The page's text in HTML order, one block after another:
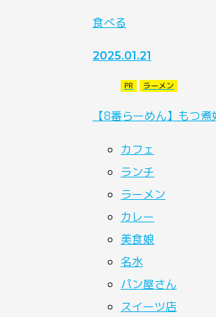
食べる
2025.01.21
PR ラーメン
【8番らーめん】もつ
カフェ
ランチ
ラーメン
カレー
美食娘
名水
パン屋さん
スイーツ店